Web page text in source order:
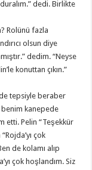
dedi. Birlikte
Rolünü fazla
olsun diye
dedim. “Neyse
konuttan çıkın.”
tepsiyle beraber
benim kanepede
etti. Pelin “Teşekkür
çok
de kolamı alıp
çok hoşlandım. Siz